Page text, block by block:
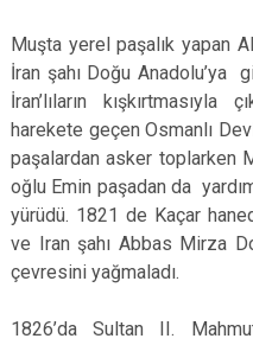
Muşta yerel paşalık yapan
İran şahı Doğu Anadolu’ya
İran’lıların
harekete geçen Osmanlı
paşalardan asker toplarken
oğlu Emin paşadan da
yürüdü. 1821 de Kaçar
ve Iran şahı Abbas Mirza
çevresini yağmaladı.
1826’da Sultan II.